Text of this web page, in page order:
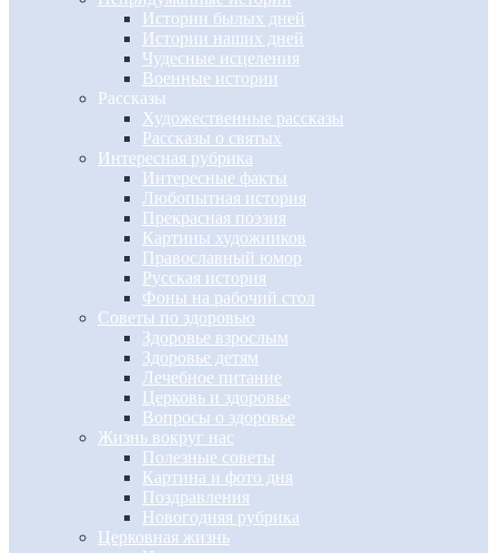
Истории былых дней
Истории наших дней
Чудесные исцеления
Военные истории
Рассказы
Художественные рассказы
Рассказы о святых
Интересная рубрика
Интересные факты
Любопытная история
Прекрасная поэзия
Картины художников
Православный юмор
Русская история
Фоны на рабочий стол
Советы по здоровью
Здоровье взрослым
Здоровье детям
Лечебное питание
Церковь и здоровье
Вопросы о здоровье
Жизнь вокруг нас
Полезные советы
Картина и фото дня
Поздравления
Новогодняя рубрика
Церковная жизнь